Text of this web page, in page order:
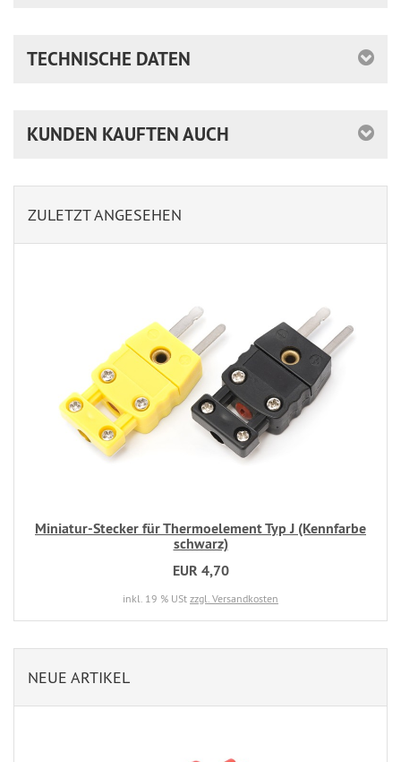
TECHNISCHE DATEN
KUNDEN KAUFTEN AUCH
ZULETZT ANGESEHEN
Miniatur-Stecker für Thermoelement Typ J (Kennfarbe
schwarz)
EUR 4,70
inkl. 19 % USt zzgl. Versandkosten
NEUE ARTIKEL